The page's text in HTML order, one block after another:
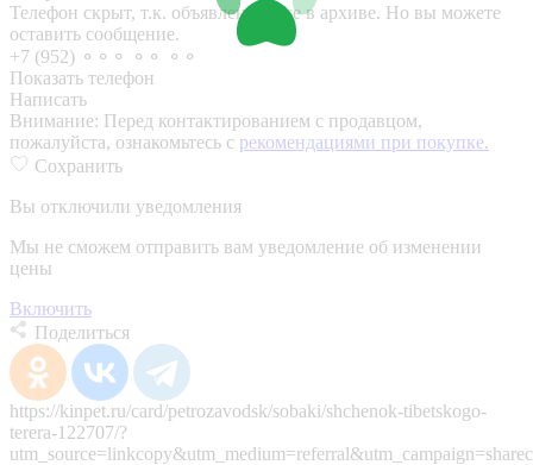
Телефон скрыт, т.к. объявление уже в архиве. Но вы можете
оставить сообщение.
+7 (952) ⚬⚬⚬ ⚬⚬ ⚬⚬
Показать телефон
Написать
Внимание: Перед контактированием с продавцом,
пожалуйста, ознакомьтесь с рекомендациями при покупке.
Сохранить
Вы отключили уведомления
Мы не сможем отправить вам уведомление об изменении
цены
Включить
Поделиться
https://kinpet.ru/card/petrozavodsk/sobaki/shchenok-tibetskogo-
terera-122707/?